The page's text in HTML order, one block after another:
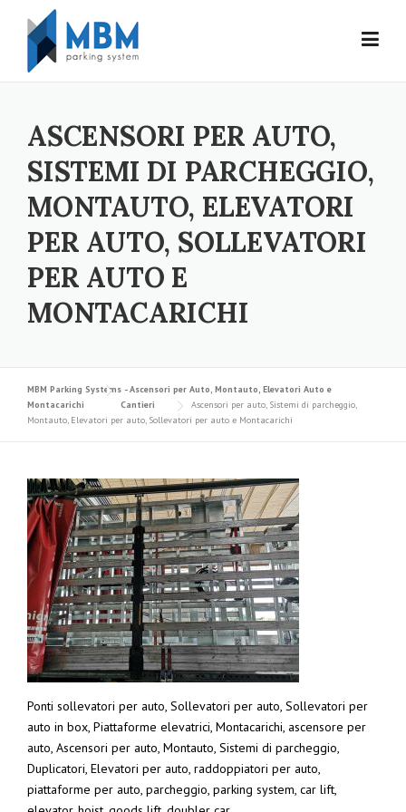
Skip to content
ASCENSORI PER AUTO,
SISTEMI DI PARCHEGGIO,
MONTAUTO, ELEVATORI
PER AUTO, SOLLEVATORI
PER AUTO E
MONTACARICHI
MBM Parking Systems - Ascensori per Auto, Montauto, Elevatori Auto e
Montacarichi
Cantieri
Ascensori per auto, Sistemi di parcheggio,
Montauto, Elevatori per auto, Sollevatori per auto e Montacarichi
Ponti sollevatori per auto, Sollevatori per auto, Sollevatori per
auto in box, Piattaforme elevatrici, Montacarichi, ascensore per
auto, Ascensori per auto, Montauto, Sistemi di parcheggio,
Duplicatori, Elevatori per auto, raddoppiatori per auto,
piattaforme per auto, parcheggio, parking system, car lift,